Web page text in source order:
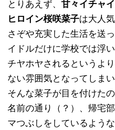
とりあえず、 甘々イチャ
ヒロイン桜咲菜子は大人
さぞや充実した生活を送
イドルだけに学校では浮い
チヤホヤされるというよ
ない雰囲気となってしま
そんな菜子が目を付けたの
名前の通り（？）、帰宅
マつぶしをしているような